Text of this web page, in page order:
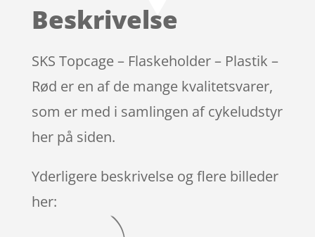
Beskrivelse
SKS Topcage – Flaskeholder – Plastik –
Rød er en af de mange kvalitetsvarer,
som er med i samlingen af cykeludstyr
her på siden.
Yderligere beskrivelse og flere billeder
her: